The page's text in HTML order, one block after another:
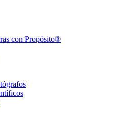
con Propósito®